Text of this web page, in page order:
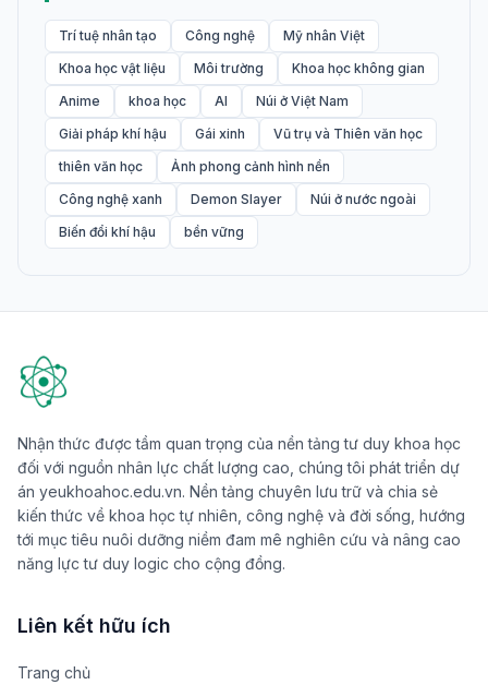
Trí tuệ nhân tạo Công nghệ
Mỹ nhân Việt
Khoa học vật liệu
Môi trường
Khoa học không gian
Anime
khoa học AI
Núi ở Việt Nam
Giải pháp khí hậu
Gái xinh
Vũ trụ và Thiên văn học
thiên văn học
Ảnh phong cảnh hình nền
Công nghệ xanh
Demon Slayer
Núi ở nước ngoài
Biến đổi khí hậu
bền vững
Nhận thức được tầm quan trọng của nền tảng tư duy khoa học
đối với nguồn nhân lực chất lượng cao, chúng tôi phát triển dự
án yeukhoahoc.edu.vn. Nền tảng chuyên lưu trữ và chia sẻ
kiến thức về khoa học tự nhiên, công nghệ và đời sống, hướng
tới mục tiêu nuôi dưỡng niềm đam mê nghiên cứu và nâng cao
năng lực tư duy logic cho cộng đồng.
Liên kết hữu ích
Trang chủ